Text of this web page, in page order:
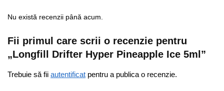
Nu există recenzii până acum.
Fii primul care scrii o recenzie pentru
„Longfill Drifter Hyper Pineapple Ice 5ml”
Trebuie să fii autentificat pentru a publica o recenzie.